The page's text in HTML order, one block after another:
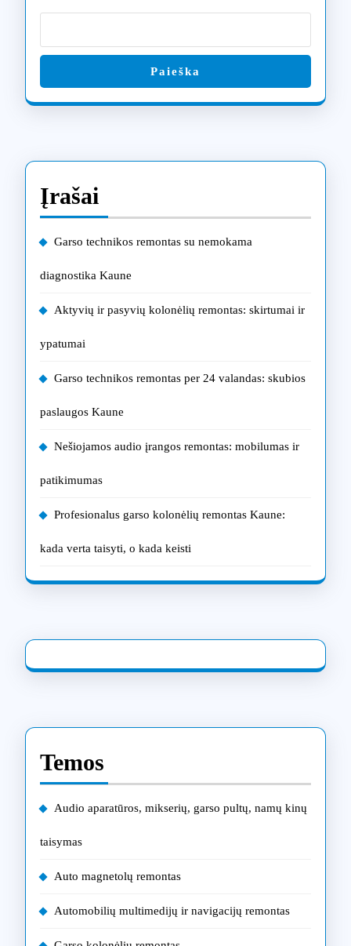
Paieška
Įrašai
Garso technikos remontas su nemokama
diagnostika Kaune
Aktyvių ir pasyvių kolonėlių remontas: skirtumai ir
ypatumai
Garso technikos remontas per 24 valandas: skubios
paslaugos Kaune
Nešiojamos audio įrangos remontas: mobilumas ir
patikimumas
Profesionalus garso kolonėlių remontas Kaune:
kada verta taisyti, o kada keisti
Temos
Audio aparatūros, mikserių, garso pultų, namų kinų
taisymas
Auto magnetolų remontas
Automobilių multimedijų ir navigacijų remontas